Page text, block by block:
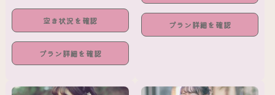
空き状況を確認
プラン詳細を確認
プラン詳細を確認